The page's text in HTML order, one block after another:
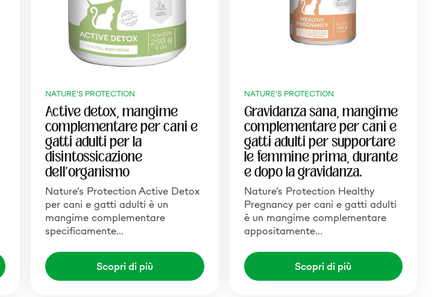
NATURE'S PROTECTION
Active detox, mangime
complementare per cani e
gatti adulti per la
disintossicazione
dell'organismo
Nature’s Protection Active Detox
per cani e gatti adulti è un
mangime complementare
specificamente…
Scopri di più
NATURE'S PROTECTION
Gravidanza sana, mangime
complementare per cani e
gatti adulti per supportare
le femmine prima, durante
e dopo la gravidanza.
Nature’s Protection Healthy
Pregnancy per cani e gatti adulti
è un mangime complementare
appositamente…
Scopri di più